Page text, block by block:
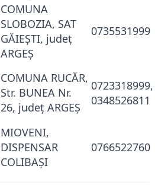
COMUNA
SLOBOZIA, SAT
GĂIEŞTI, judeţ
ARGEŞ
0735531999
COMUNA RUCĂR,
Str. BUNEA Nr.
26, judeţ ARGEŞ
0723318999,
0348526811
MIOVENI,
DISPENSAR
COLIBAŞI
0766522760